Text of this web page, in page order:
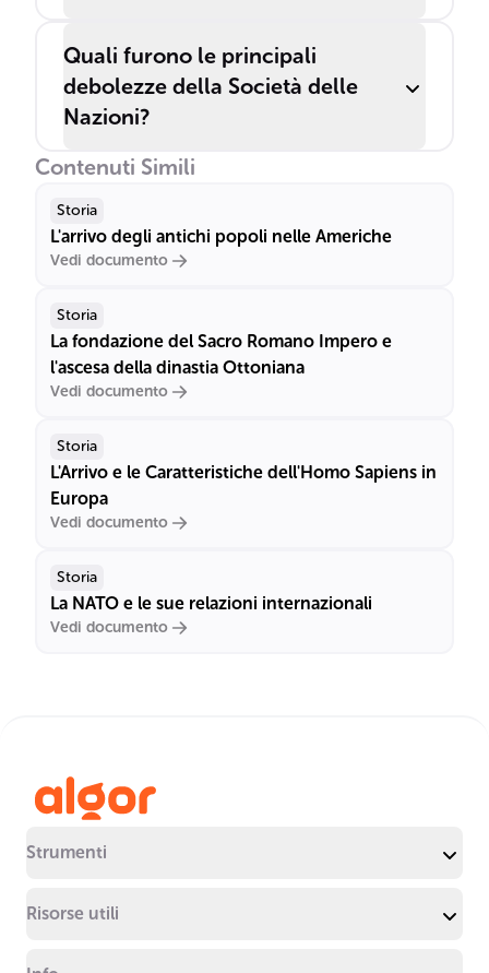
Quali furono le principali
debolezze della Società delle
Nazioni?
Contenuti Simili
Storia
L'arrivo degli antichi popoli nelle Americhe
Vedi documento
Storia
La fondazione del Sacro Romano Impero e
l'ascesa della dinastia Ottoniana
Vedi documento
Storia
L'Arrivo e le Caratteristiche dell'Homo Sapiens in
Europa
Vedi documento
Storia
La NATO e le sue relazioni internazionali
Vedi documento
Strumenti
Risorse utili